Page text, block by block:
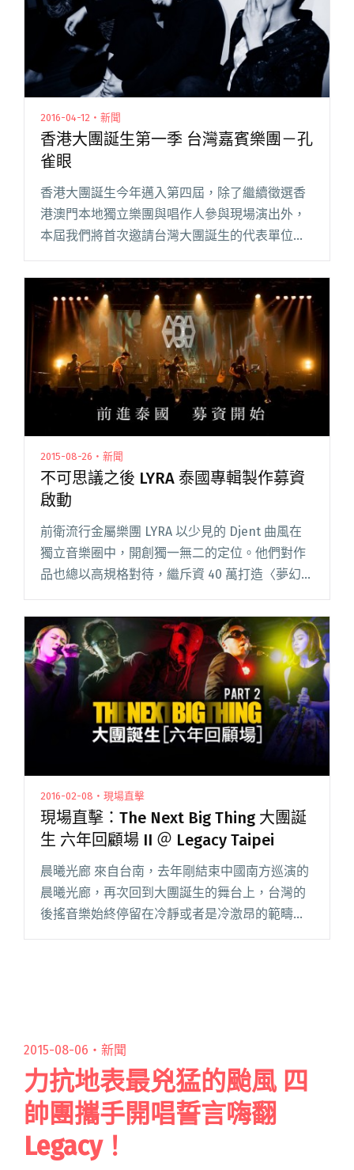
2016-04-12・新聞
香港大團誕生第一季 台灣嘉賓樂團－孔
雀眼
香港大團誕生今年邁入第四屆，除了繼續徵選香
港澳門本地獨立樂團與唱作人參與現場演出外，
本屆我們將首次邀請台灣大團誕生的代表單位，
前來香港演出助陣！今年第一季大團誕生將於
6/25（六）在知名 live house「Hidden
Agenda」閱讀全文 "香港大團誕生第一季 台灣嘉
賓樂團－孔雀眼"
2015-08-26・新聞
不可思議之後 LYRA 泰國專輯製作募資
啟動
前衛流行金屬樂團 LYRA 以少見的 Djent 曲風在
獨立音樂圈中，開創獨一無二的定位。他們對作
品也總以高規格對待，繼斥資 40 萬打造〈夢幻
花〉MV 之後，接下來的目標是前進泰國錄製第二
張專輯《579》，力邀金屬音樂的夢幻製作人－－
Da閱讀全文 "不可思議之後 LYRA 泰國專輯製作募
資啟動"
2016-02-08・現場直擊
現場直擊：The Next Big Thing 大團誕
生 六年回顧場 II ＠ Legacy Taipei
晨曦光廊 來自台南，去年剛結束中國南方巡演的
晨曦光廊，再次回到大團誕生的舞台上，台灣的
後搖音樂始終停留在冷靜或者是冷激昂的範疇
2015-08-06・ 新聞
力抗地表最兇猛的颱風 四
帥團攜手開唱誓言嗨翻
Legacy！